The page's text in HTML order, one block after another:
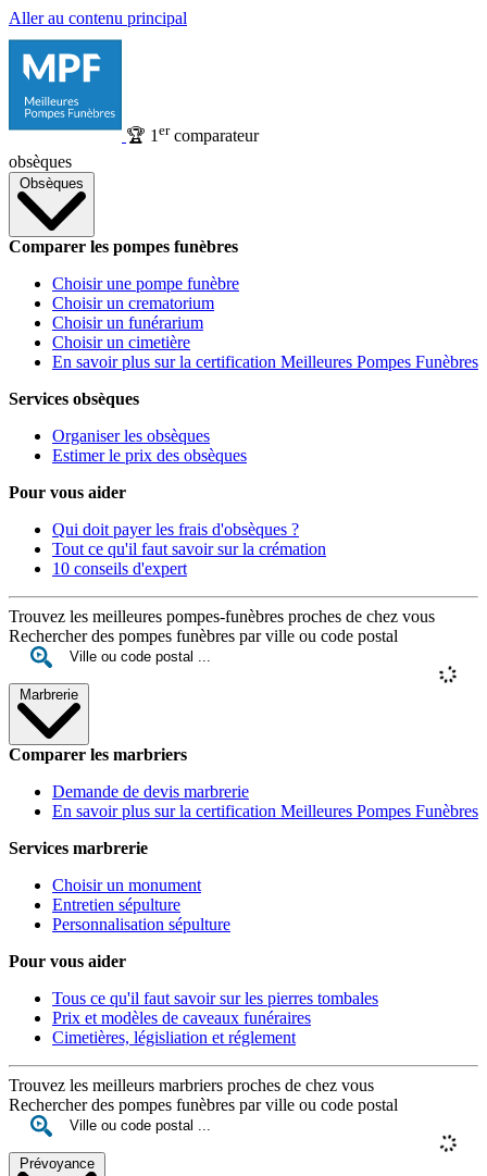
Aller au contenu principal
🏆 1 ercomparateur
obsèques
Obsèques
Comparer les pompes funèbres
Choisir une pompe funèbre
Choisir un crematorium
Choisir un funérarium
Choisir un cimetière
En savoir plus sur la certification Meilleures Pompes Funèbres
Services obsèques
Organiser les obsèques
Estimer le prix des obsèques
Pour vous aider
Qui doit payer les frais d'obsèques ?
Tout ce qu'il faut savoir sur la crémation
10 conseils d'expert
Trouvez les meilleures pompes-funèbres proches de chez vous
Rechercher des pompes funèbres par ville ou code postal
Marbrerie
Comparer les marbriers
Demande de devis marbrerie
En savoir plus sur la certification Meilleures Pompes Funèbres
Services marbrerie
Choisir un monument
Entretien sépulture
Personnalisation sépulture
Pour vous aider
Tous ce qu'il faut savoir sur les pierres tombales
Prix et modèles de caveaux funéraires
Cimetières, législiation et réglement
Trouvez les meilleurs marbriers proches de chez vous
Rechercher des pompes funèbres par ville ou code postal
Prévoyance